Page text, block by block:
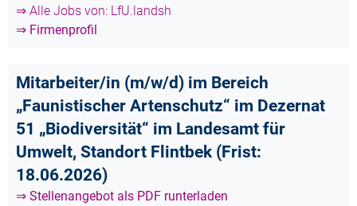
⇒ Alle Jobs von: LfU.landsh
⇒ Firmenprofil
Mitarbeiter/in (m/w/d) im Bereich
„Faunistischer Artenschutz“ im Dezernat
51 „Biodiversität“ im Landesamt für
Umwelt, Standort Flintbek (Frist:
18.06.2026)
⇒ Stellenangebot als PDF runterladen